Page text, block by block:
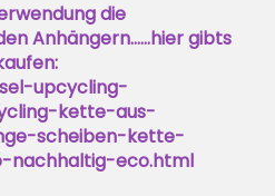
die
Anhängern......hier gibts
upcycling-
kette-aus-
scheiben-kette-
nachhaltig-eco.html